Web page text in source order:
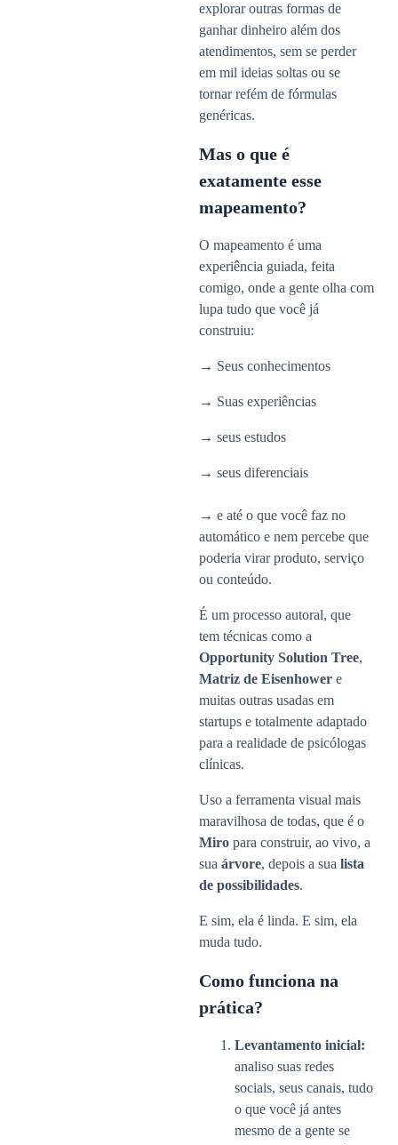
explorar outras formas de
ganhar dinheiro além dos
atendimentos, sem se perder
em mil ideias soltas ou se
tornar refém de fórmulas
genéricas.
Mas o que é
exatamente esse
mapeamento?
O mapeamento é uma
experiência guiada, feita
comigo, onde a gente olha com
lupa tudo que você já
construiu:
→ Seus conhecimentos
→ Suas experiências
→ seus estudos
→ seus diferenciais
→ e até o que você faz no
automático e nem percebe que
poderia virar produto, serviço
ou conteúdo.
É um processo autoral, que
tem técnicas como a
Opportunity Solution Tree,
Matriz de Eisenhowere
muitas outras usadas em
startups e totalmente adaptado
para a realidade de psicólogas
clínicas.
Uso a ferramenta visual mais
maravilhosa de todas, que é o
Miropara construir, ao vivo, a
sua árvore, depois a sua lista
de possibilidades.
E sim, ela é linda. E sim, ela
muda tudo.
Como funciona na
prática?
Levantamento inicial:
analiso suas redes
sociais, seus canais, tudo
o que você já antes
mesmo de a gente se